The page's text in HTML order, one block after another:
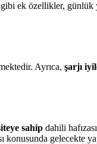
ek özellikler, günlük
Ayrıca, şarjı
sahip dahili
konusunda gelecekte